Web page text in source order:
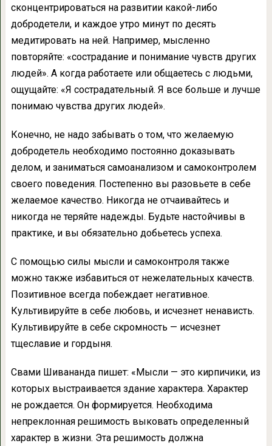
сконцентрироваться на развитии какой-либо
добродетели, и каждое утро минут по десять
медитировать на ней. Например, мысленно
повторяйте: «сострадание и понимание чувств других
людей». А когда работаете или общаетесь с людьми,
ощущайте: «Я сострадательный. Я все больше и лучше
понимаю чувства других людей».
Конечно, не надо забывать о том, что желаемую
добродетель необходимо постоянно доказывать
делом, и заниматься самоанализом и самоконтролем
своего поведения. Постепенно вы разовьете в себе
желаемое качество. Никогда не отчаивайтесь и
никогда не теряйте надежды. Будьте настойчивы в
практике, и вы обязательно добьетесь успеха.
С помощью силы мысли и самоконтроля также
можно также избавиться от нежелательных качеств.
Позитивное всегда побеждает негативное.
Культивируйте в себе любовь, и исчезнет ненависть.
Культивируйте в себе скромность — исчезнет
тщеславие и гордыня.
Свами Шивананда пишет: «Мысли — это кирпичики, из
которых выстраивается здание характера. Характер
не рождается. Он формируется. Необходима
непреклонная решимость выковать определенный
характер в жизни. Эта решимость должна